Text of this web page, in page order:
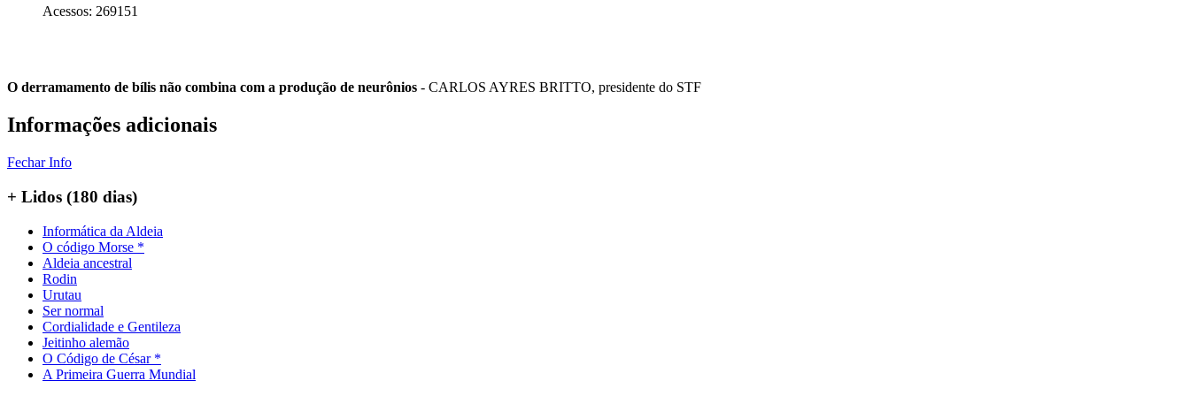
Acessos: 269151
O derramamento de bílis não combina com a produção de neurônios - CARLOS AYRES BRITTO, presidente do STF
Informações adicionais
Fechar Info
+ Lidos (180 dias)
Informática da Aldeia
O código Morse *
Aldeia ancestral
Rodin
Urutau
Ser normal
Cordialidade e Gentileza
Jeitinho alemão
O Código de César *
A Primeira Guerra Mundial